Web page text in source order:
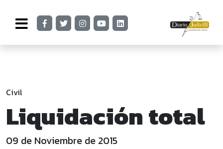
Civil
Liquidación total
09 de Noviembre de 2015